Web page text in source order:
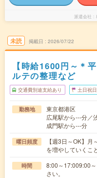
派遣会社
未読 掲載日 2026/07/22
【時給1600円～＊
ルテの整理など
交通費別途支給あり 土日祝
勤務地
東京都港区
広尾駅から---分／
成門駅から---分
曜日頻度
【週3日～OK】
を増やしていくこ
時間
8:00～17:009:00
さい。